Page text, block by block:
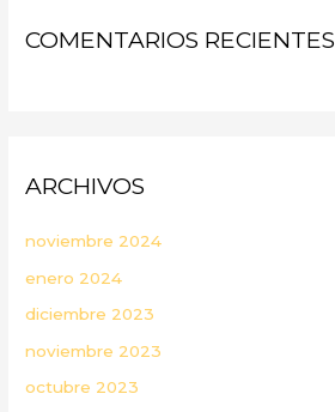
COMENTARIOS RECIENTES
ARCHIVOS
noviembre 2024
enero 2024
diciembre 2023
noviembre 2023
octubre 2023